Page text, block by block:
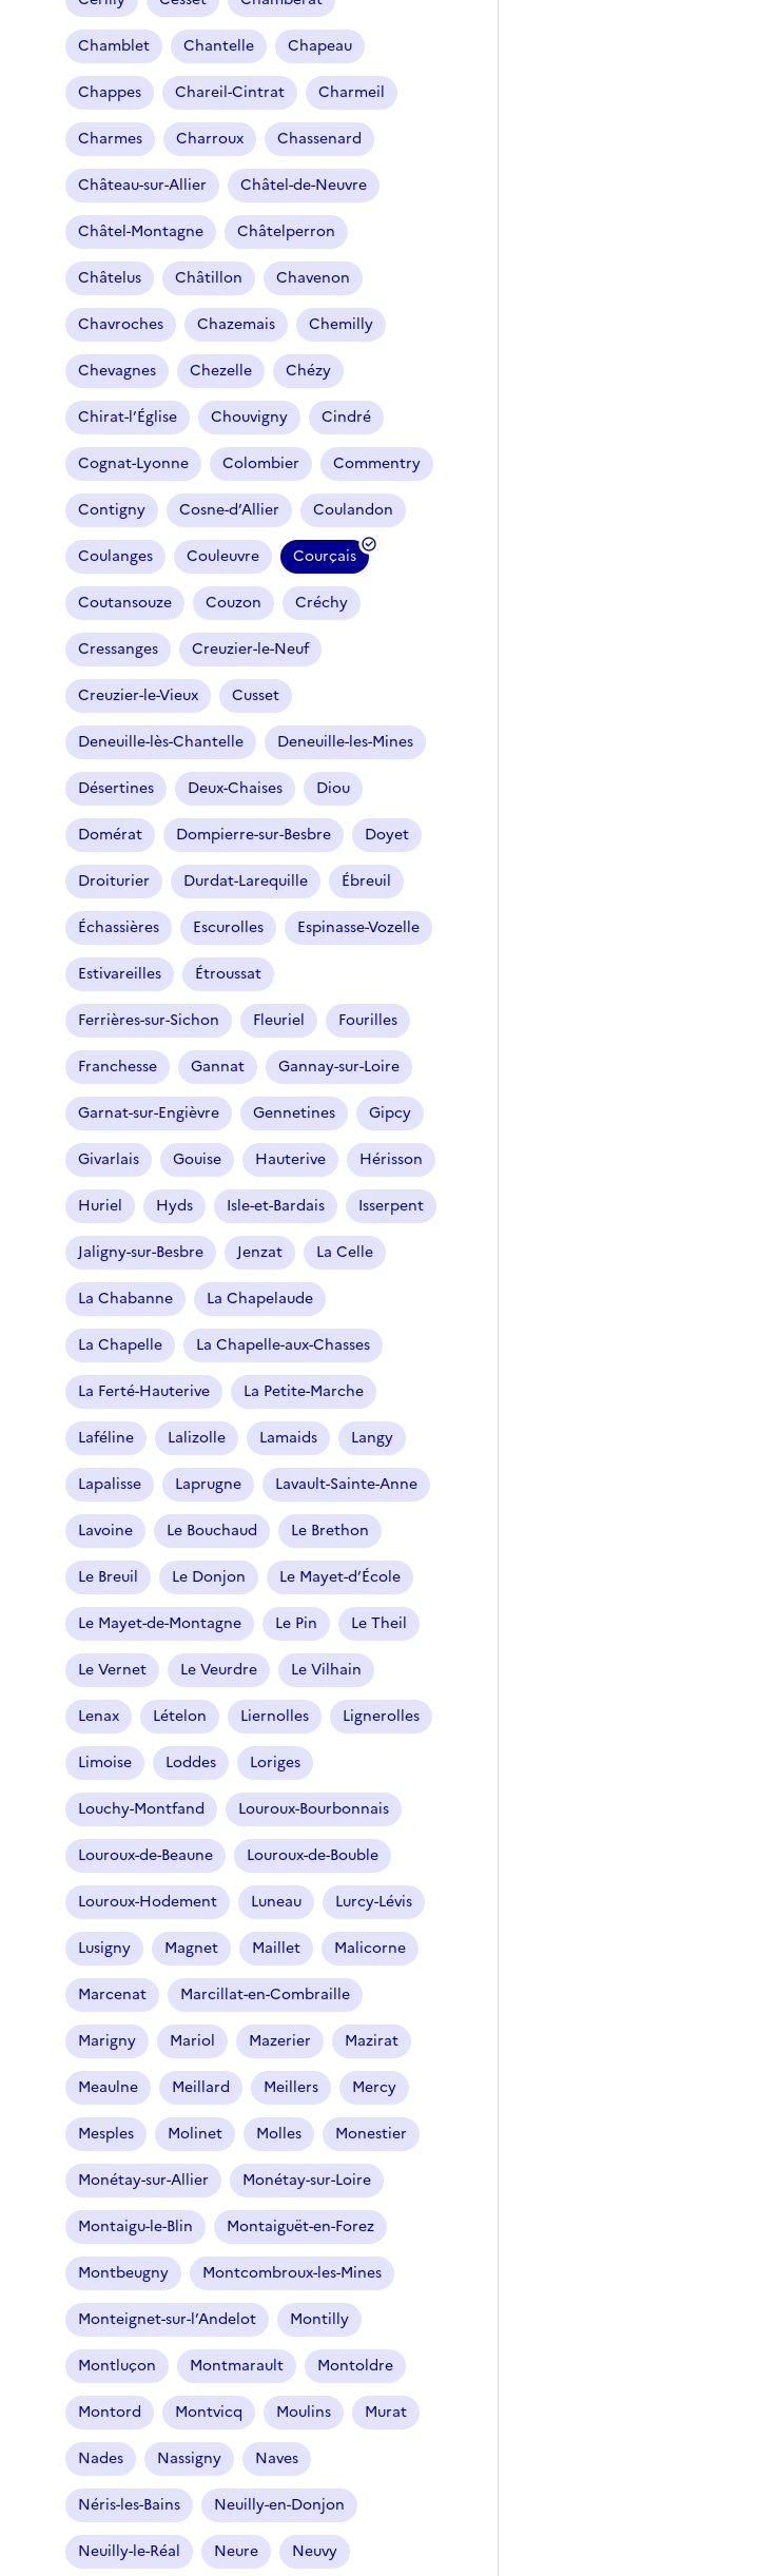
Chamblet Chantelle Chapeau
Chappes Chareil-Cintrat Charmeil
Charmes Charroux Chassenard
Château-sur-Allier Châtel-de-Neuvre
Châtel-Montagne Châtelperron
Châtelus Châtillon Chavenon
Chavroches Chazemais Chemilly
Chevagnes Chezelle Chézy
Chirat-l’Église Chouvigny Cindré
Cognat-Lyonne Colombier Commentry
Contigny Cosne-d’Allier Coulandon
Coulanges Couleuvre Courçais
(
f
i
s
é
l
e
c
o
n
)
Coutansouze Couzon Créchy
Cressanges Creuzier-le-Neuf
Creuzier-le-Vieux Cusset
Deneuille-lès-Chantelle Deneuille-les-Mines
Désertines Deux-Chaises Diou
Domérat Dompierre-sur-Besbre Doyet
Droiturier Durdat-Larequille Ébreuil
Échassières Escurolles Espinasse-Vozelle
Estivareilles Étroussat
Ferrières-sur-Sichon Fleuriel Fourilles
Franchesse Gannat Gannay-sur-Loire
Garnat-sur-Engièvre Gennetines Gipcy
Givarlais Gouise Hauterive Hérisson
Huriel Hyds Isle-et-Bardais Isserpent
Jaligny-sur-Besbre Jenzat La Celle
La Chabanne La Chapelaude
La Chapelle La Chapelle-aux-Chasses
La Ferté-Hauterive La Petite-Marche
Laféline Lalizolle Lamaids Langy
Lapalisse Laprugne Lavault-Sainte-Anne
Lavoine Le Bouchaud Le Brethon
Le Breuil Le Donjon Le Mayet-d’École
Le Mayet-de-Montagne Le Pin Le Theil
Le Vernet Le Veurdre Le Vilhain
Lenax Lételon Liernolles Lignerolles
Limoise Loddes Loriges
Louchy-Montfand Louroux-Bourbonnais
Louroux-de-Beaune Louroux-de-Bouble
Louroux-Hodement Luneau Lurcy-Lévis
Lusigny Magnet Maillet Malicorne
Marcenat Marcillat-en-Combraille
Marigny Mariol Mazerier Mazirat
Meaulne Meillard Meillers Mercy
Mesples Molinet Molles Monestier
Monétay-sur-Allier Monétay-sur-Loire
Montaigu-le-Blin Montaiguët-en-Forez
Montbeugny Montcombroux-les-Mines
Monteignet-sur-l’Andelot Montilly
Montluçon Montmarault Montoldre
Montord Montvicq Moulins Murat
Nades Nassigny Naves
Néris-les-Bains Neuilly-en-Donjon
Neuilly-le-Réal Neure Neuvy